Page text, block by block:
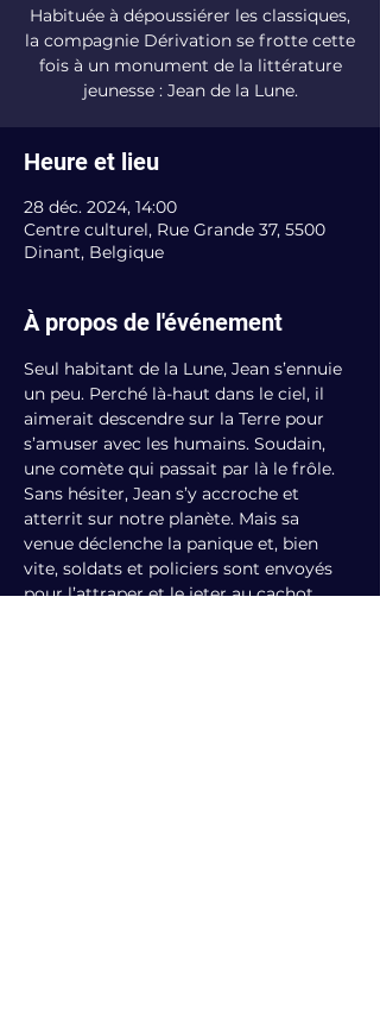
Habituée à dépoussiérer les classiques,
la compagnie Dérivation se frotte cette
fois à un monument de la littérature
jeunesse : Jean de la Lune.
Heure et lieu
28 déc. 2024, 14:00
Centre culturel, Rue Grande 37, 5500
Dinant, Belgique
À propos de l'événement
Seul habitant de la Lune, Jean s’ennuie
un peu. Perché là-haut dans le ciel, il
aimerait descendre sur la Terre pour
s’amuser avec les humains. Soudain,
une comète qui passait par là le frôle.
Sans hésiter, Jean s’y accroche et
atterrit sur notre planète. Mais sa
venue déclenche la panique et, bien
vite, soldats et policiers sont envoyés
pour l’attraper et le jeter au cachot.